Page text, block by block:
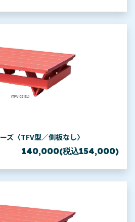
ズ〈TFV型／側板なし〉
140,000(税込154,000)